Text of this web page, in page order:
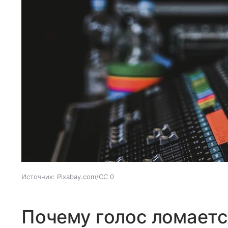
Источник: Pixabay.com/CC 0
Почему голос